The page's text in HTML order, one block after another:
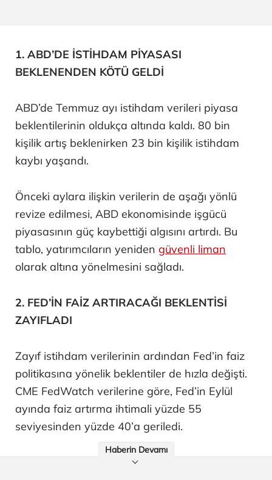
1. ABD’DE İSTİHDAM PİYASASI
BEKLENENDEN KÖTÜ GELDİ
ABD’de Temmuz ayı istihdam verileri piyasa
beklentilerinin oldukça altında kaldı. 80 bin
kişilik artış beklenirken 23 bin kişilik istihdam
kaybı yaşandı.
Önceki aylara ilişkin verilerin de aşağı yönlü
revize edilmesi, ABD ekonomisinde işgücü
piyasasının güç kaybettiği algısını artırdı. Bu
tablo, yatırımcıların yeniden güvenli liman
olarak altına yönelmesini sağladı.
2. FED’İN FAİZ ARTIRACAĞI BEKLENTİSİ
ZAYIFLADI
Zayıf istihdam verilerinin ardından Fed’in faiz
politikasına yönelik beklentiler de hızla değişti.
CME FedWatch verilerine göre, Fed’in Eylül
ayında faiz artırma ihtimali yüzde 55
seviyesinden yüzde 40’a geriledi.
Haberin Devamı